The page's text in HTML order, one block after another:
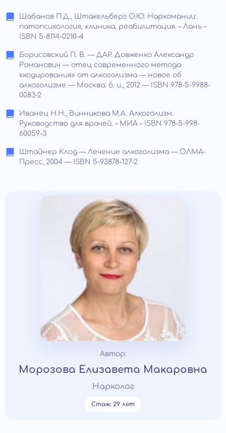
Шабанов П.Д., Штакельберг О.Ю. Наркомании:
патопсихология, клиника, реабилитация. – Лань –
ISBN 5-8114-0210-4
Борисовский П. В. — ДАР. Довженко Александр
Романович — отец современного метода
«кодирования» от алкоголизма — новое об
алкоголизме — Москва: б. и., 2012 — ISBN 978-5-9988-
0083-2
Иванец Н.Н., Винникова М.А. Алкоголизм.
Руководство для врачей. – МИА – ISBN 978-5-998-
60059-3
Штайнер Клод — Лечение алкоголизма — ОЛМА-
Пресс, 2004 — ISBN 5-93878-127-2
Автор:
Морозова Елизавета Макаровна
Нарколог
Стаж: 29 лет